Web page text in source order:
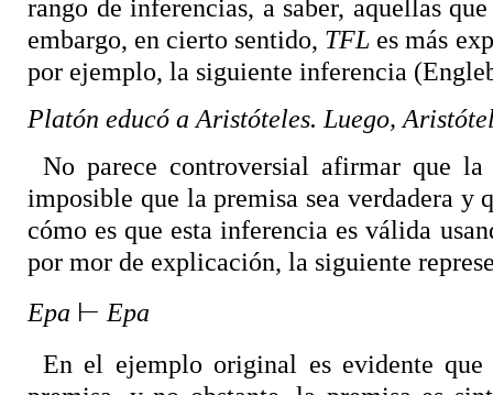
rango de inferencias, a saber, aquellas
embargo, en cierto sentido, TFL es más
por ejemplo, la siguiente inferencia
Platón educó a Aristóteles. Luego,
No parece controversial afirmar que
imposible que la premisa sea verdadera y
cómo es que esta inferencia es válida
por mor de explicación, la siguiente
Epa ⊢ Epa
En el ejemplo original es evidente